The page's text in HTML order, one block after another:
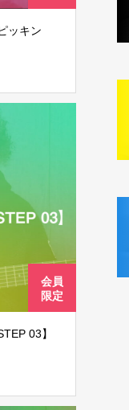
ッキン
03】